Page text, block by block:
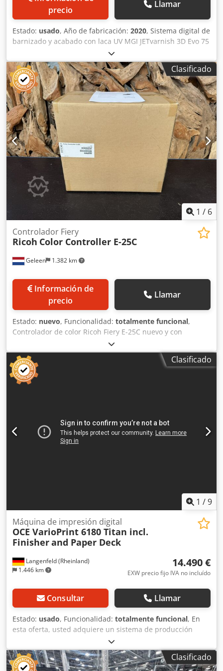
precio
Llamar
Estado: usado, Año de fabricación: 2020, Sistema digital de
barnizado y acabado con laca UV MGI JETvarnish 3D Evo 75
Dwsdpfezqyrrjx Aazsa Formato máximo de pliego: 1200 ×
750 mm Gama de gramajes de material procesable: 135–
800 g/m² Unidad de recubrimiento: 135–400 g/m² Apta
para papeles y cartones estucados y no estucados,
sustratos prebarnizados, laminados o recubiertos, y
medios plásticos adecuados. Barnizado: Barniz
transparente de alto brillo (Varnish High-Gloss) Depósito
de 18 litros Espesor de la capa de barniz: 7–232 µm
Barnizado digital con laca UV, barnizado parcial y de
superficie completa, así como efectos de barnizado 3D/en
relieve. Máquina en funcionamiento, disponible a corto
plazo. Ubicación: Europa occidental Precio a consultar.
Clasificado
1 / 6
Geleen 1.382 km
Controlador Fiery
Ricoh Color Controller E-25C
Información de
precio
Llamar
Estado: nuevo, Funcionalidad: totalmente funcional,
Controlador de color Ricoh Fiery E-25C nuevo y con
embalaje original Código EDP: 418434 Este Fiery es
compatible con las siguientes máquinas Ricoh: RICOH IM
C3000 RICOH IM C3500 Dwjdpfxjwrcf Ho Aazoa RICOH IM
C4500 RICOH IM C6000
Clasificado
1 /9
Langenfeld (Rheinland)
1.446 km
Máquina de impresión digital
OCE VarioPrint 6180 Titan incl.
Finisherand Paper Deck
14.490 €
EXW precio fijo IVA no incluído
Consultar Llamar
Estado: usado, Funcionalidad: totalmente funcional, En
esta oferta, usted adquiere un sistema de producción
monocromo usado, modelo "OCE VarioPrint 6180 Titan".
Objeto de la venta: Dedpfx Aozqnb Uoazswa 1x OCE
VarioPrint 6180 Titan con la siguiente configuración:Clasificado